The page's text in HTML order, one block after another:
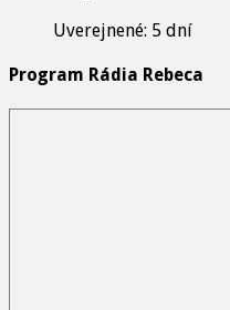
Uverejnené: 5 dní
Program Rádia Rebeca